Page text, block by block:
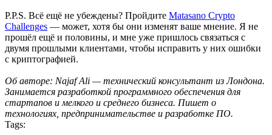
P.P.S. Всё ещё не убеждены? Пройдите Matasano Crypto
Challenges — может, хотя бы они изменят ваше мнение. Я не
прошёл ещё и половины, и мне уже пришлось связаться с
двумя прошлыми клиентами, чтобы исправить у них ошибки
с криптографией.
Об авторе: Najaf Ali — технический консультант из Лондона.
Занимается разработкой программного обеспечения для
стартапов и мелкого и среднего бизнеса. Пишет о
технологиях, предпринимательстве и разработке ПО.
Tags: